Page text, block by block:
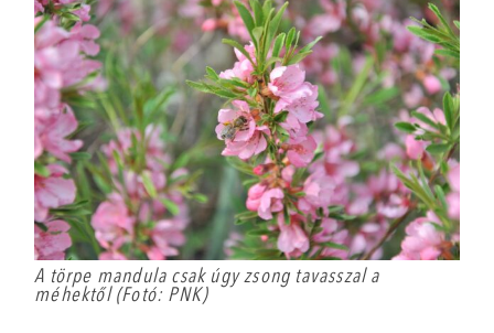
A törpe mandula csak úgy zsong tavasszal a
méhektől (Fotó: PNK)